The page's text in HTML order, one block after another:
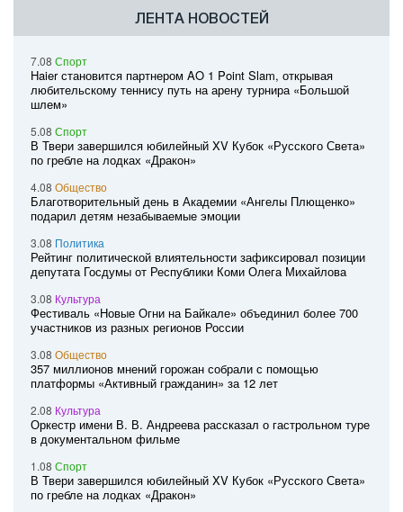
ЛЕНТА НОВОСТЕЙ
7.08 Спорт
Haier становится партнером AO 1 Point Slam, открывая
любительскому теннису путь на арену турнира «Большой
шлем»
5.08 Спорт
В Твери завершился юбилейный XV Кубок «Русского Света»
по гребле на лодках «Дракон»
4.08 Общество
Благотворительный день в Академии «Ангелы Плющенко»
подарил детям незабываемые эмоции
3.08 Политика
Рейтинг политической влиятельности зафиксировал позиции
депутата Госдумы от Республики Коми Олега Михайлова
3.08 Культура
Фестиваль «Новые Огни на Байкале» объединил более 700
участников из разных регионов России
3.08 Общество
357 миллионов мнений горожан собрали с помощью
платформы «Активный гражданин» за 12 лет
2.08 Культура
Оркестр имени В. В. Андреева рассказал о гастрольном туре
в документальном фильме
1.08 Спорт
В Твери завершился юбилейный XV Кубок «Русского Света»
по гребле на лодках «Дракон»